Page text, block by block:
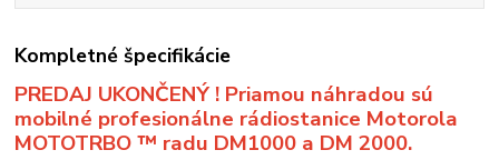
Kompletné špecifikácie
PREDAJ UKONČENÝ ! Priamou náhradou sú
mobilné profesionálne rádiostanice Motorola
MOTOTRBO ™ radu DM1000 a DM 2000.